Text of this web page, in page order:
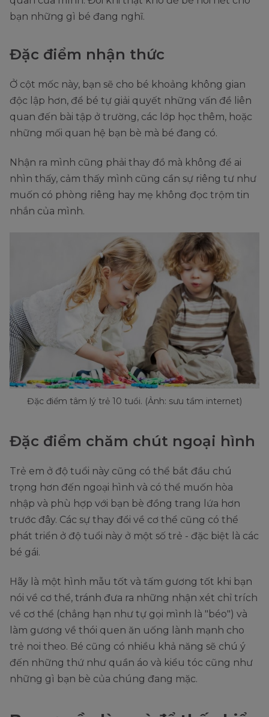
bạn những gì bé đang nghĩ.
Đặc điểm nhận thức
Ở cột mốc này, bạn sẽ cho bé khoảng không gian
độc lập hơn, để bé tự giải quyết những vấn đề liên
quan đến bài tập ở trường, các lớp học thêm, hoặc
những mối quan hệ bạn bè mà bé đang có.
Nhận ra mình cũng phải thay đồ mà không để ai
nhìn thấy, cảm thấy mình cũng cần sự riêng tư như
muốn có phòng riêng hay mẹ không đọc trộm tin
nhắn của mình.
Đặc điểm tâm lý trẻ 10 tuổi. (Ảnh: sưu tầm internet)
Đặc điểm chăm chút ngoại hình
Trẻ em ở độ tuổi này cũng có thể bắt đầu chú
trọng hơn đến ngoại hình và có thể muốn hòa
nhập và phù hợp với bạn bè đồng trang lứa hơn
trước đây. Các sự thay đổi về cơ thể cũng có thể
phát triển ở độ tuổi này ở một số trẻ - đặc biệt là các
bé gái.
Hãy là một hình mẫu tốt và tấm gương tốt khi bạn
nói về cơ thể, tránh đưa ra những nhận xét chỉ trích
về cơ thể (chẳng hạn như tự gọi mình là "béo") và
làm gương về thói quen ăn uống lành mạnh cho
trẻ noi theo. Bé cũng có nhiều khả năng sẽ chú ý
đến những thứ như quần áo và kiểu tóc cũng như
những gì bạn bè của chúng đang mặc.